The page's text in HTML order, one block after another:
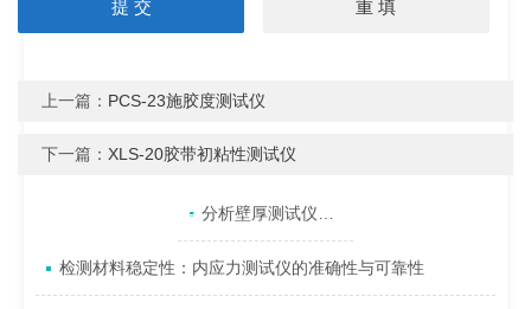
上一篇： PCS-23施胶度测试仪
下一篇：XLS-20胶带初粘性测试仪
相关文章 分析壁厚测试仪示值和预期值偏差较大的原因
检测材料稳定性：内应力测试仪的准确性与可靠性